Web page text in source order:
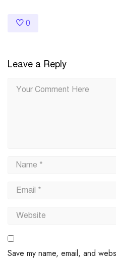
0
Leave a Reply
Save my name, email, and